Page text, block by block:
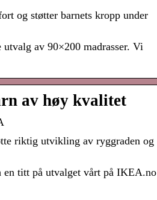
og støtter barnets kropp under
av 90×200 madrasser. Vi
av høy kvalitet
riktig utvikling av ryggraden og
en titt på utvalget vårt på IKEA.no